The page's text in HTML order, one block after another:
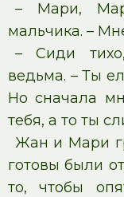
– Мари,
мальчика. –
– Сиди
ведьма. – Ты
Но сначала
тебя, а то ты
Жан и Мари
готовы были
то, чтобы